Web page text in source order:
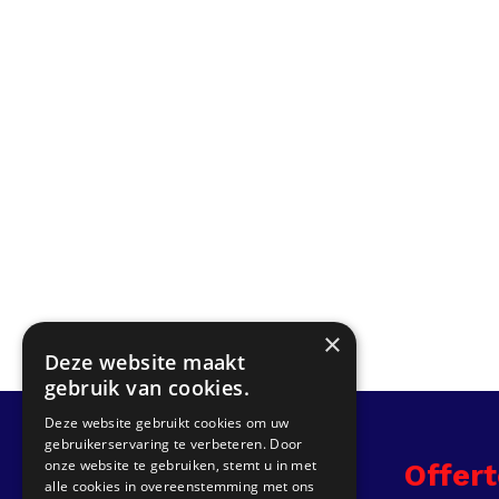
Info
×
Deze website maakt
gebruik van cookies.
Deze website gebruikt cookies om uw
gebruikerservaring te verbeteren. Door
onze website te gebruiken, stemt u in met
alle cookies in overeenstemming met ons